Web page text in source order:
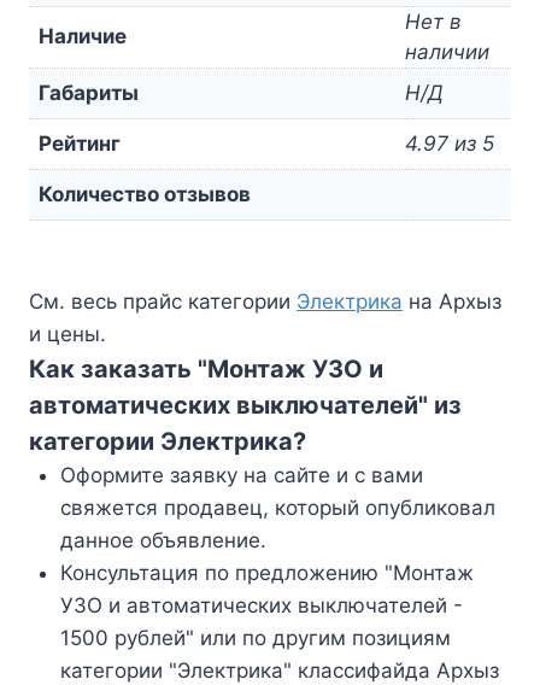
Наличие
Нет в
наличии
Габариты
Н/Д
Рейтинг 4.97 из 5
Количество отзывов
См. весь прайс категории Электрика на Архыз
и цены.
Как заказать "Монтаж УЗО и
автоматических выключателей" из
категории Электрика?
Оформите заявку на сайте и с вами
свяжется продавец, который опубликовал
данное объявление.
Консультация по предложению "Монтаж
УЗО и автоматических выключателей -
1500 рублей" или по другим позициям
категории "Электрика" классифайда Архыз